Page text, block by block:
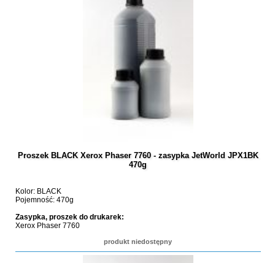
Proszek BLACK Xerox Phaser 7760 - zasypka JetWorld JPX1BK
470g
Kolor: BLACK
Pojemność: 470g
Zasypka, proszek do drukarek:
Xerox Phaser 7760
produkt niedostępny